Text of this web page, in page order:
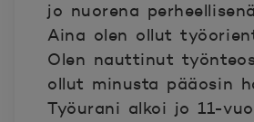
jo nuorena
Aina olen ollut
Olen nauttinut
ollut minusta pääosin
Työurani alkoi jo 11-